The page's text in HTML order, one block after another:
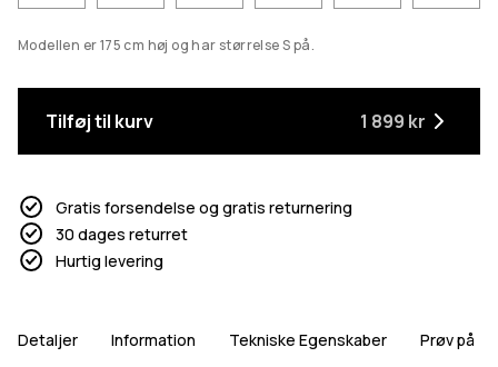
Modellen er 175 cm høj og har størrelse S på.
Tilføj til kurv 1 899 kr
Gratis forsendelse og gratis returnering
30 dages returret
Hurtig levering
Detaljer Information Tekniske Egenskaber Prøv på